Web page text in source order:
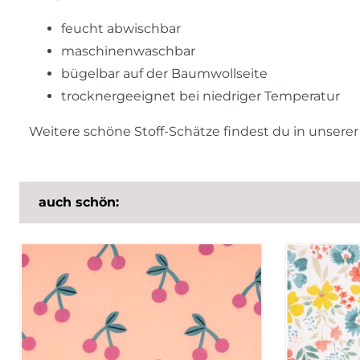
feucht abwischbar
maschinenwaschbar
bügelbar auf der Baumwollseite
trocknergeeignet bei niedriger Temperatur
Weitere schöne Stoff-Schätze findest du in
auch schön: